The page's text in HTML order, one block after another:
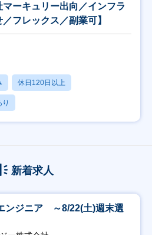
ーキュリー出向／インフラ
フレックス／副業可】
休日120日以上
新着求人
ンジニア ～8/22(土)週末選